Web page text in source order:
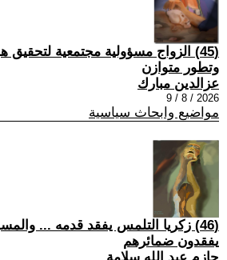
(45) الزواج مسؤولية مجتمعية لتحقيق
وتطور متوازن
عزالدين مبارك
2026 / 8 / 9
مواضيع وابحاث سياسية
(46) زكريا التلمس يفقد قدمه ...
يفقدون ضمائرهم